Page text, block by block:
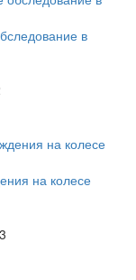
в
на колесе